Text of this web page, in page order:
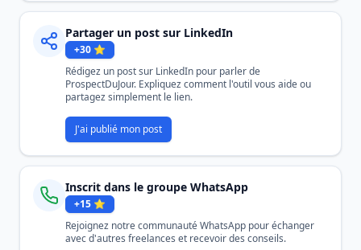
Partager un post sur LinkedIn
+30 ⭐
Rédigez un post sur LinkedIn pour parler de
ProspectDuJour. Expliquez comment l'outil vous aide ou
partagez simplement le lien.
J'ai publié mon post
Inscrit dans le groupe WhatsApp
+15 ⭐
Rejoignez notre communauté WhatsApp pour échanger
avec d'autres freelances et recevoir des conseils.